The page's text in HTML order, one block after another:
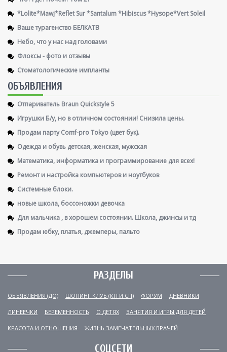
*Lolite*Mawj*Reflet Sur *Santalum *Hibiscus *Hysope*Vert Soleil
Ваше турагенство БЕЛКАТВ
Небо, что у нас над головами
Флоксы - фото и отзывы
Стоматологические импланты
ОБЪЯВЛЕНИЯ
Отпариватель Braun Quickstyle 5
Игрушки Б/у, но в отличном состоянии! Снизила цены.
Продам парту Comf-pro Tokyo (цвет бук).
Одежда и обувь детская, женская, мужская
Математика, информатика и программирование для всех!
Ремонт и настройка компьютеров и ноутбуков
Системные блоки.
новые школа, боссоножки девочка
Для мальчика , в хорошем состоянии. Школа, джинсы и тд
Продам юбку, платья, джемперы, пальто
РАЗДЕЛЫ
ОБЪЯВЛЕНИЯ (ДО) ШОПИНГ КЛУБ (КП И СП) ФОРУМ ДНЕВНИКИ
ЛИНЕЕЧКИ БЕРЕМЕННОСТЬ О ДЕТЯХ ЗАНЯТИЯ И ИГРЫ ДЛЯ ДЕТЕЙ
КРАСОТА И ОТНОШЕНИЯ ЖИЗНЬ ЗАМЕЧАТЕЛЬНЫХ ВРАЧЕЙ
СОЦСЕТИ